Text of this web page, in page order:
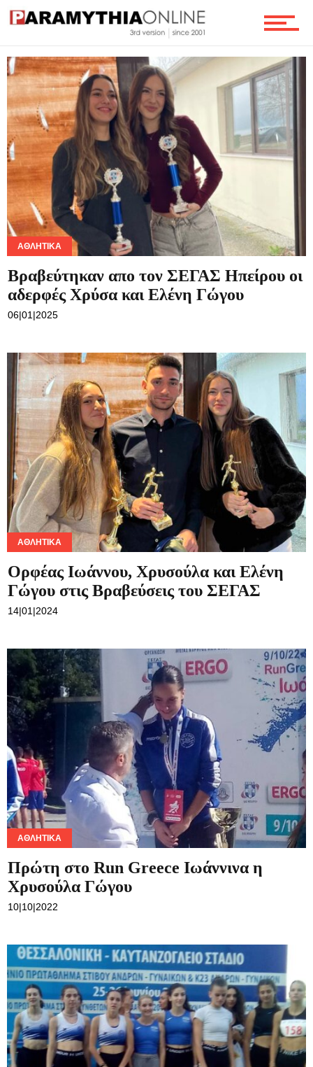
Αφιερώματα
Τουρισμός
Οικονομία
Τεχνολογία
Ροή
Επικοινωνία
ΑΘΛΗΤΙΚΆ
Βραβεύτηκαν απο τον ΣΕΓΑΣ Ηπείρου οι
αδερφές Χρύσα και Ελένη Γώγου
06|01|2025
ΑΘΛΗΤΙΚΆ
Ορφέας Ιωάννου, Χρυσούλα και Ελένη
Γώγου στις Βραβεύσεις του ΣΕΓΑΣ
14|01|2024
ΑΘΛΗΤΙΚΆ
Πρώτη στο Run Greece Ιωάννινα η
Χρυσούλα Γώγου
10|10|2022